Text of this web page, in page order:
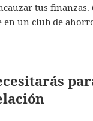
tus
un club de